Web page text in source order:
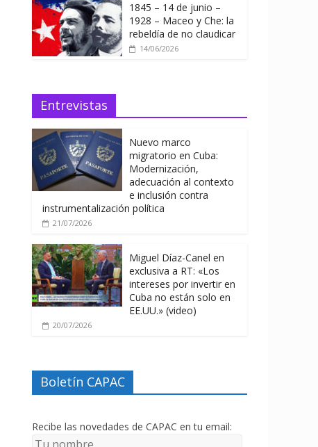
1845 – 14 de junio –
1928 – Maceo y Che: la
rebeldía de no claudicar
14/06/2026
Entrevistas
Nuevo marco
migratorio en Cuba:
Modernización,
adecuación al contexto
e inclusión contra
instrumentalización política
21/07/2026
Miguel Díaz-Canel en
exclusiva a RT: «Los
intereses por invertir en
Cuba no están solo en
EE.UU.» (video)
20/07/2026
Boletín CAPAC
Recibe las novedades de CAPAC en tu email: